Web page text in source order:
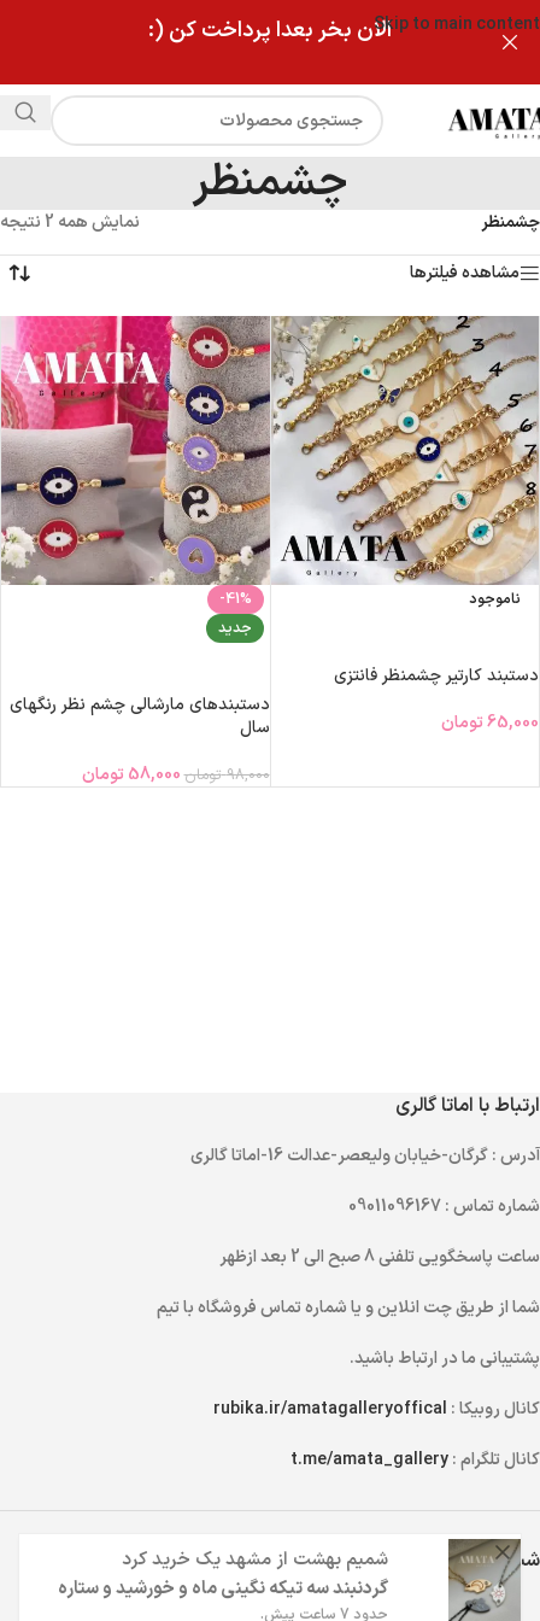
Skip to main contentالان بخر بعدا پرداخت کن (:
چشمنظر
چشمنظر
نمایش همه 2 نتیجه
مشاهده فیلترها
ناموجود
دستبند کارتیر چشمنظر فانتزی
65,000تومان
-41%
جدید
دستبندهای مارشالی چشم نظر رنگهای
سال
98,000 تومان58,000 تومان
ارتباط با اماتا گالری
آدرس: گرگان-خیابان ولیعصر-عدالت 16-اماتا گالری
شماره تماس: 09011096167
ساعت پاسخگویی تلفنی
شما از طریقچت انلاینو یاشماره تماسفروشگاه با تیم
پشتیبانی ما در ارتباط باشید.
کانال روبیکا : rubika.ir/amatagalleryoffical
کانال تلگرام :t.me/amata_gallery
شبکه های اجتماعی اماتا گالری
شمیم بهشت ازمشهدیک خرید کرد
گردنبند سه تیکه نگینی ماه و خورشید و ستاره
حدود 7 ساعت پیش.